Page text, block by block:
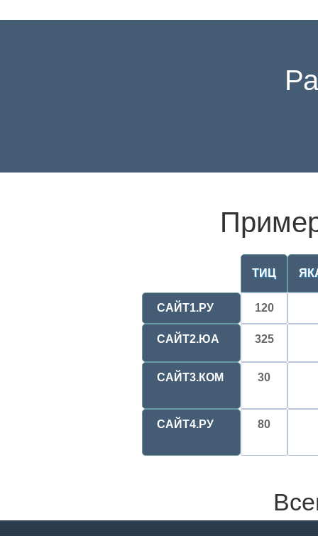
ТИЦ
САЙТ1.РУ 120
САЙТ2.ЮА 325
САЙТ3.КОМ 30
САЙТ4.РУ 80